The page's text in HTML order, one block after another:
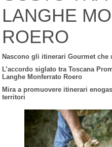
LANGHE
ROERO
Nascono gli itinerari Gourmet che
L’accordo siglato tra Toscana
Langhe Monferrato Roero
Mira a promuovere itinerari
territori